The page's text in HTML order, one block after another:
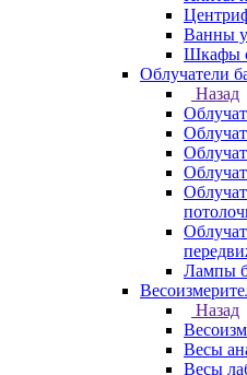
Ванны
Шкафы
Облучатели
Назад
Лампы
Назад
Весы
Весы